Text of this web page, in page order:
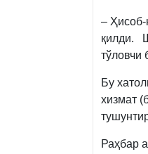
– Ҳисоб-
қилди.
тўловчи
Бу
хизмат
Раҳбар